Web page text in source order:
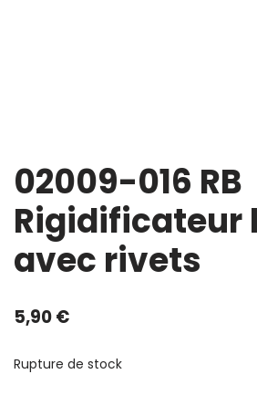
02009-016 RB
Rigidificateur
avec rivets
5,90€
Rupture de stock